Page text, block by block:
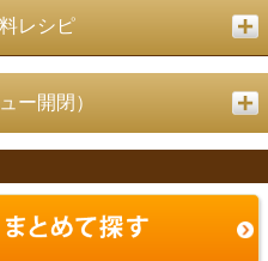
レシピ
ー開閉）